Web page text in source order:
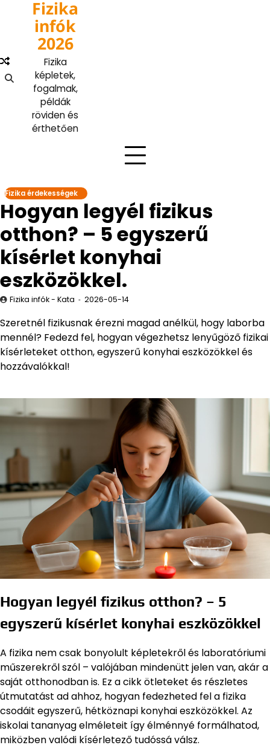
content
Fizika
infók
2026
Fizika
képletek,
fogalmak,
példák
röviden és
érthetően
Fizika érdekességek
Hogyan legyél fizikus
otthon? – 5 egyszerű
kísérlet konyhai
eszközökkel.
Fizika infók - Kata 2026-05-14
Szeretnél fizikusnak érezni magad anélkül, hogy laborba
mennél? Fedezd fel, hogyan végezhetsz lenyűgöző fizikai
kísérleteket otthon, egyszerű konyhai eszközökkel és
hozzávalókkal!
Hogyan legyél fizikus otthon? – 5
egyszerű kísérlet konyhai eszközökkel
A fizika nem csak bonyolult képletekről és laboratóriumi
műszerekről szól – valójában mindenütt jelen van, akár a
saját otthonodban is. Ez a cikk ötleteket és részletes
útmutatást ad ahhoz, hogyan fedezheted fel a fizika
csodáit egyszerű, hétköznapi konyhai eszközökkel. Az
iskolai tananyag elméleteit így élménnyé formálhatod,
miközben valódi kísérletező tudóssá válsz.